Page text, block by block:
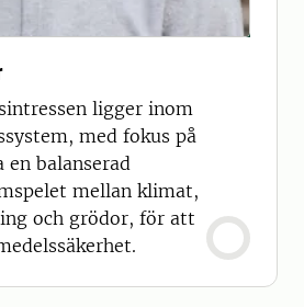
ligger inom
med fokus på
balanserad
mellan klimat,
och grödor, för att